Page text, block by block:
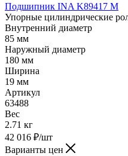
Подшипник INA K89417 M
Упорные цилиндрические
Внутренний диаметр
85 мм
Наружный диаметр
180 мм
Ширина
19 мм
Артикул
63488
Вес
2.71 кг
42 016 ₽/шт
Варианты цен